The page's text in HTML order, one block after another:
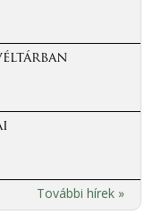
További hírek »